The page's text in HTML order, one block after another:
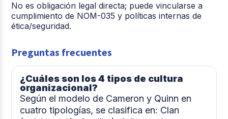
No es obligación legal directa; puede vincularse a
cumplimiento de NOM-035 y políticas internas de
ética/seguridad.
Preguntas frecuentes
¿Cuáles son los 4 tipos de cultura
organizacional?
Según el modelo de Cameron y Quinn en
cuatro tipologías, se clasifica en: Clan